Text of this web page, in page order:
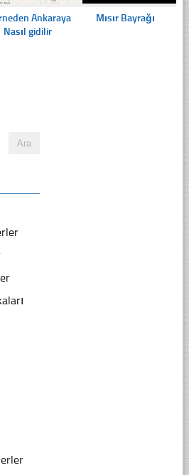
Ankaraya
Nasıl gidilir
Mısır Bayrağı